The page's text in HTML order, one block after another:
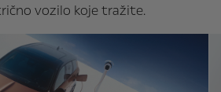
vozilo koje tražite.